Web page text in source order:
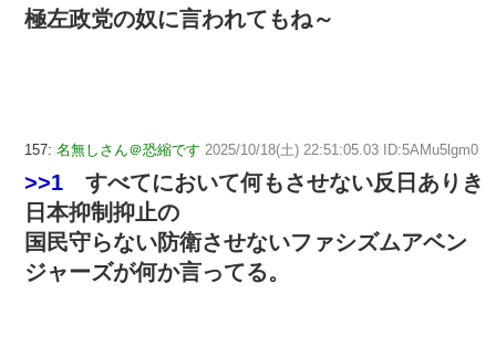
極左政党の奴に言われてもね～
157: 名無しさん＠恐縮です 2025/10/18(土) 22:51:05.03 ID:5AMu5lgm0
>>1 すべてにおいて何もさせない反日ありき
日本抑制抑止の
国民守らない防衛させないファシズムアベン
ジャーズが何か言ってる。